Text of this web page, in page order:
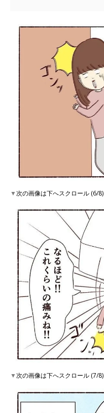
▼次の画像は下へスクロール (6/8)
▼次の画像は下へスクロール (7/8)